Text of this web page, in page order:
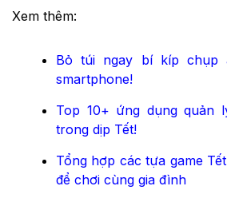
Xem thêm:
Bỏ túi ngay bí kíp chụp
smartphone!
Top 10+ ứng dụng quản
trong dịp Tết!
Tổng hợp các tựa game
để chơi cùng gia đình